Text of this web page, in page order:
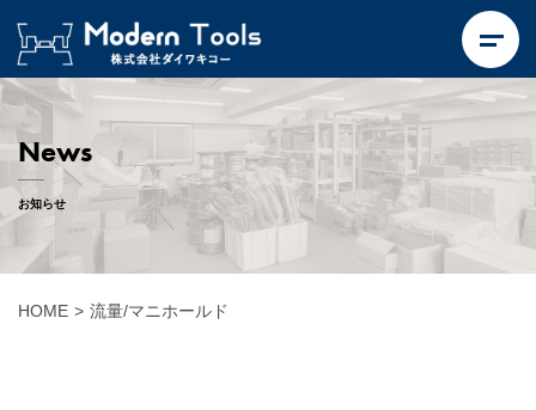
News
お知らせ
HOME > 流量/マニホールド